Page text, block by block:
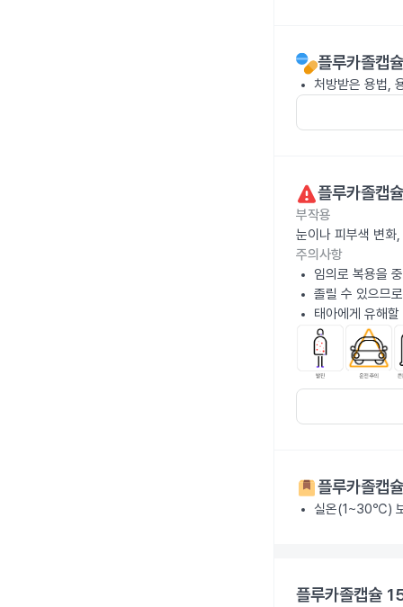
플루카졸캡
처방받은 용법,
플루카졸캡
부작용
눈이나 피부색 변화
주의사항
임의로 복용을
졸릴 수 있으므
태아에게 유해
플루카졸캡
실온(1~30℃)
플루카졸캡슐